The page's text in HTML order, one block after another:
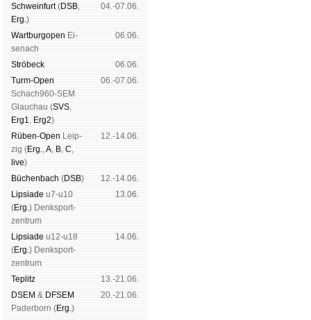
Schwein­furt(DSB,
Erg.)
04.-07.06.
Wart­burg­open Ei­
se­nach
06.06.
Strö­beck
06.06.
Turm-Open
Schach960-SEM
Glau­chau (SVS,
Erg1, Erg2)
06.-07.06.
Rüben-Open Leip­
zig (Erg.,A, B, C,
live)
12.-14.06.
Büchen­bach (DSB)
12.-14.06.
Lipsiade u7-u10
(Erg.) Denk­sport­
zen­trum
13.06.
Lipsiade u12-u18
(Erg.) Denk­sport­
zen­trum
14.06.
Tep­litz
13.-21.06.
DSEM & DFSEM
Pader­born (Erg.)
20.-21.06.